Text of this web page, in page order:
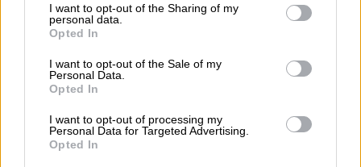
not limited to your visit or usage behaviour. You may click to
grant or deny consent to Google and its third-party tags to
use your data for below specified purposes in below Google
consent section.
I want to opt-out of the Sharing of my
personal data.
Opted In
I want to opt-out of the Sale of my
Personal Data.
Opted In
I want to opt-out of processing my
Personal Data for Targeted Advertising.
Opted In
η οικογένειά του μετακόμισε στην Αθήνα. Σε
ηλικία 22 ετών, και ενώ εργαζόταν ως
σερβιτόρος, «τον ανακάλυψαν» άνθρωποι
από τον χώρο της μόδας, οι οποίοι του
πρότειναν να ασχοληθεί με το modeling.
Αποφάσισε να το τολμήσει και πολύ γρήγορα
ξεκίνησε να δουλεύει με τους μεγαλύτερους